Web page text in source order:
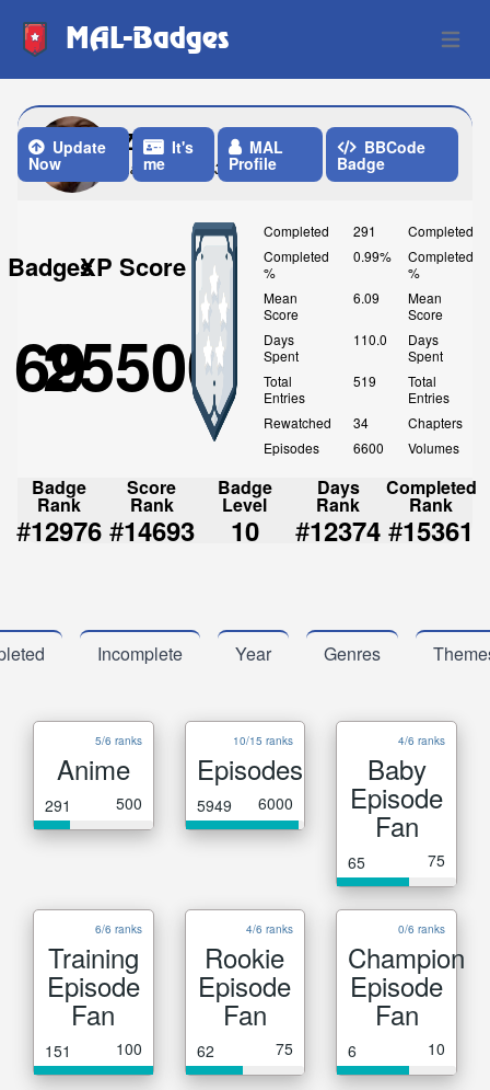
MAL-Badges Open
Zuisei
Last Update: 3 Months ago
Update
Now
It's
me
MAL
Profile
BBCode
Badge
Badges
69
XP Score
25500
Completed
291
Completed
%
0.99%
Mean
Score
6.09
Days
Spent
110.0
Total
Entries
519
Rewatched
34
Episodes
6600
Completed
Completed
%
Mean
Score
Days
Spent
Total
Entries
Chapters
Volumes
Badge
Rank
#12976
Score
Rank
#14693
Badge
Level
10
Days
Rank
#12374
Completed
Rank
#15361
Incomplete Year Genres
5/6 ranks
Anime
291 500
10/15 ranks
Episodes
5949 6000
4/6 ranks
Baby
Episode
Fan
65 75
6/6 ranks
Training
Episode
Fan
151 100
4/6 ranks
Rookie
Episode
Fan
62 75
0/6 ranks
Champion
Episode
Fan
6 10